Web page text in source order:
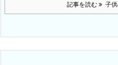
記事を読む 子